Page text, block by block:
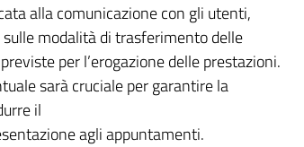
alla comunicazione con gli utenti,
modalità di trasferimento delle
per l’erogazione delle prestazioni.
sarà cruciale per garantire la
il
agli appuntamenti.